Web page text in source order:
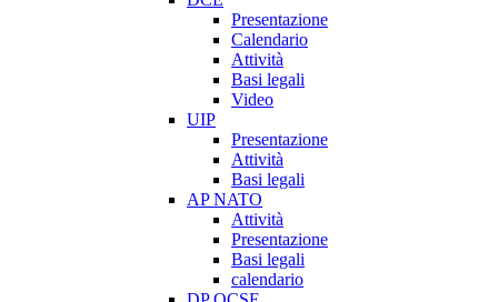
Presentazione
Calendario
Attività
Basi legali
Video
UIP
Presentazione
Attività
Basi legali
AP NATO
Attività
Presentazione
Basi legali
calendario